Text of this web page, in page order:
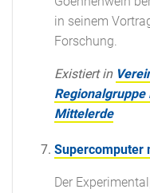
in seinem
Forschung.
Existiert in
Regionalgruppe
Mittelerde
Supercomputer
Der